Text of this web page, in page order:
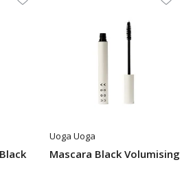
Uoga Uoga
Mascara Black Volumising